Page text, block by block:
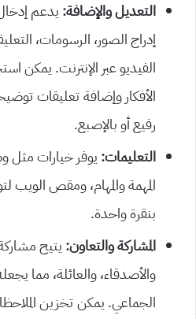
التعديل والإضافة: يدعم
إدراج الصور، الرسومات،
الفيديو عبر الإنترنت. يمكن
الأفكار وإضافة تعليقات
رفيع أو بالإصبع.
التعليمات: يوفر خيارات مثل
المهمة والمهام، ومقص الويب
بنقرة واحدة.
المشاركة والتعاون: يتيح
والأصدقاء، والعائلة، مما